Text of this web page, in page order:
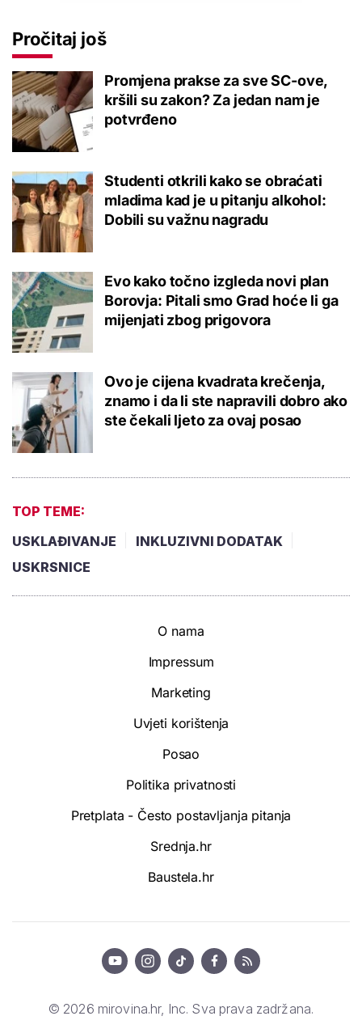
Pročitaj još
Promjena prakse za sve SC-ove,
kršili su zakon? Za jedan nam je
potvrđeno
Studenti otkrili kako se obraćati
mladima kad je u pitanju alkohol:
Dobili su važnu nagradu
Evo kako točno izgleda novi plan
Borovja: Pitali smo Grad hoće li ga
mijenjati zbog prigovora
Ovo je cijena kvadrata krečenja,
znamo i da li ste napravili dobro ako
ste čekali ljeto za ovaj posao
TOP TEME:
USKLAĐIVANJE
INKLUZIVNI DODATAK
USKRSNICE
O nama
Impressum
Marketing
Uvjeti korištenja
Posao
Politika privatnosti
Pretplata - Često postavljanja pitanja
Srednja.hr
Baustela.hr
© 2026 mirovina.hr, Inc. Sva prava zadržana.